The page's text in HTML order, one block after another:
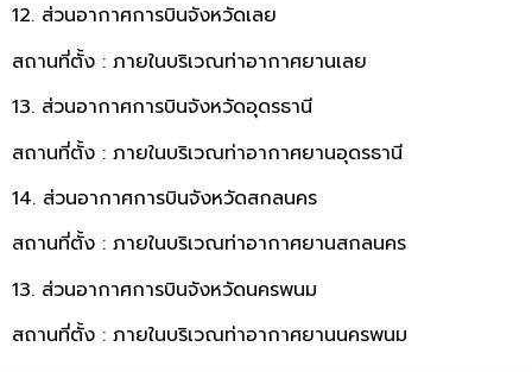
12. ส่วนอากาศการบินจังหวัดเลย
สถานที่ตั้ง : ภายในบริเวณท่าอากาศยานเลย
13. ส่วนอากาศการบินจังหวัดอุดรธานี
สถานที่ตั้ง : ภายในบริเวณท่าอากาศยานอุดรธานี
14. ส่วนอากาศการบินจังหวัดสกลนคร
สถานที่ตั้ง : ภายในบริเวณท่าอากาศยานสกลนคร
13. ส่วนอากาศการบินจังหวัดนครพนม
สถานที่ตั้ง : ภายในบริเวณท่าอากาศยานนครพนม